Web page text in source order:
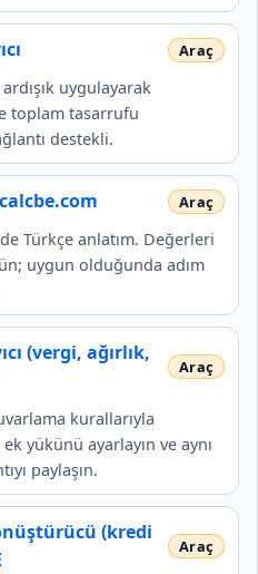
uygulayarak
toplam tasarrufu
destekli.
Türkçe anlatım. Değerleri
uygun olduğunda adım
(vergi, ağırlık,
kurallarıyla
yükünü ayarlayın ve aynı
paylaşın.
(kredi